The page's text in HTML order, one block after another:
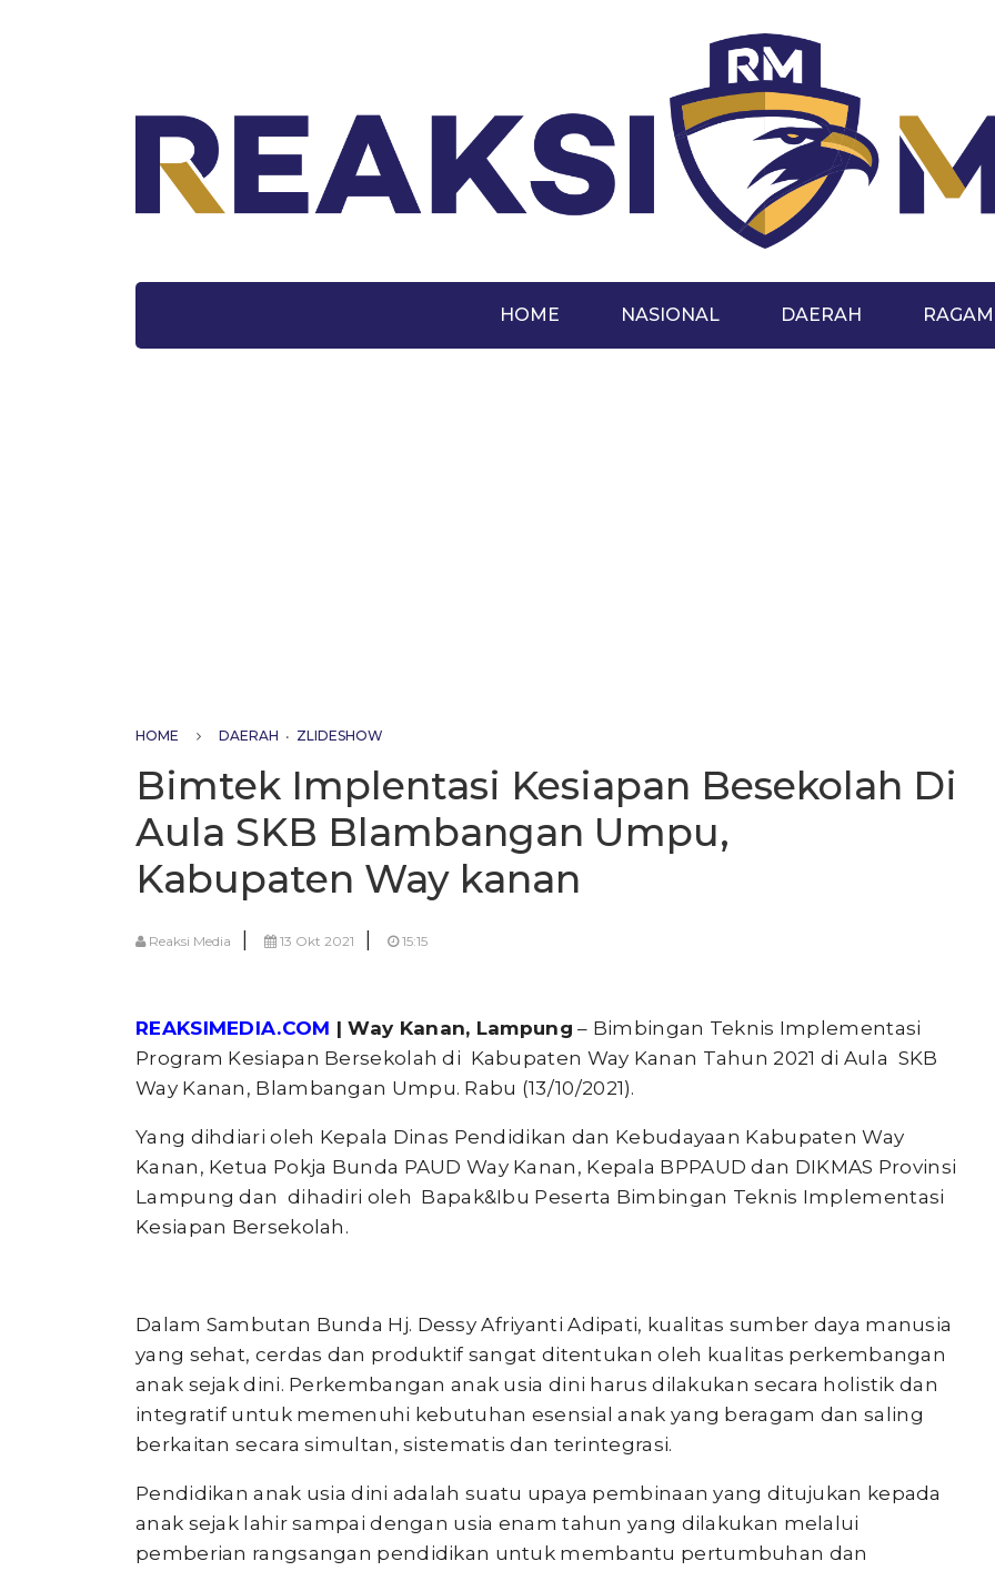
HOME NASIONAL DAERAH RAGAM
HOME DAERAH • ZLIDESHOW
Bimtek Implentasi Kesiapan Besekolah Di
Aula SKB Blambangan Umpu,
Kabupaten Way kanan
Reaksi Media 13 Okt 2021 15:15
REAKSIMEDIA.COM | Way Kanan, Lampung – Bimbingan Teknis Implementasi
Program Kesiapan Bersekolah di Kabupaten Way Kanan Tahun 2021 di Aula SKB
Way Kanan, Blambangan Umpu. Rabu (13/10/2021).
Yang dihdiari oleh Kepala Dinas Pendidikan dan Kebudayaan Kabupaten Way
Kanan, Ketua Pokja Bunda PAUD Way Kanan, Kepala BPPAUD dan DIKMAS Provinsi
Lampung dan dihadiri oleh Bapak&Ibu Peserta Bimbingan Teknis Implementasi
Kesiapan Bersekolah.
Dalam Sambutan Bunda Hj. Dessy Afriyanti Adipati, kualitas sumber daya manusia
yang sehat, cerdas dan produktif sangat ditentukan oleh kualitas perkembangan
anak sejak dini. Perkembangan anak usia dini harus dilakukan secara holistik dan
integratif untuk memenuhi kebutuhan esensial anak yang beragam dan saling
berkaitan secara simultan, sistematis dan terintegrasi.
Pendidikan anak usia dini adalah suatu upaya pembinaan yang ditujukan kepada
anak sejak lahir sampai dengan usia enam tahun yang dilakukan melalui
pemberian rangsangan pendidikan untuk membantu pertumbuhan dan